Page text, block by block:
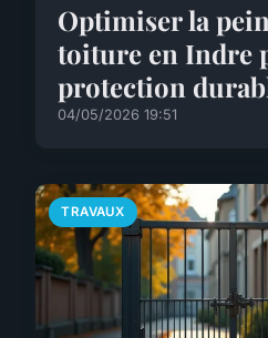
Optimiser la
toiture en Indre
protection
04/05/2026 19:51
TRAVAUX